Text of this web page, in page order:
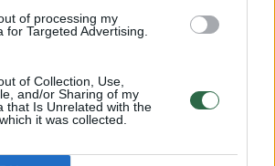
of processing my
for Targeted Advertising.
of Collection, Use,
and/or Sharing of my
that Is Unrelated with the
it was collected.
jis yra neteisus
00:00:57
kokiais orais užbaigsime darbo